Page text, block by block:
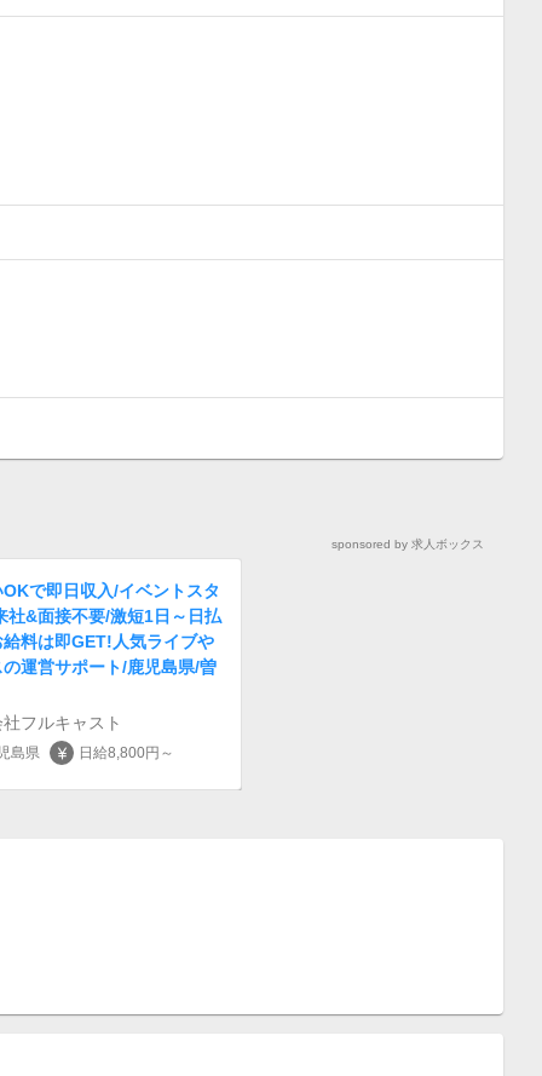
sponsored by 求人ボックス
OKで即日収入/イベントスタ
社&面接不要/激短1日～日払
給料は即GET!人気ライブや
の運営サポート/鹿児島県/曽
フルキャスト
島県 currency_yen 日給8,800円～